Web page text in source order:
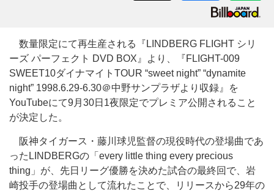
数量限定にて再生産される『LINDBERG FLIGHT シリ
ーズ パーフェクト DVD BOX』より、『FLIGHT-009
SWEET10ダイナマイトTOUR “sweet night” “dynamite
night” 1998.6.29-6.30＠中野サンプラザより収録』を
YouTubeにて9月30日1夜限定でプレミア公開されること
が決定した。
阪神タイガース・藤川球児監督の現役時代の登場曲であ
ったLINDBERGの「every little thing every precious
thing」が、先日リーグ優勝を決めた試合の最終回で、岩
崎投手の登場曲として流れたことで、リリースから29年の